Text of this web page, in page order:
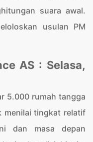
suara awal.
usulan PM
AS : Selasa,
5.000 rumah tangga
menilai tingkat relatif
dan masa depan